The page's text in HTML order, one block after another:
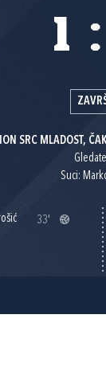
1 :
SRC MLADOST,
Suci:
33'